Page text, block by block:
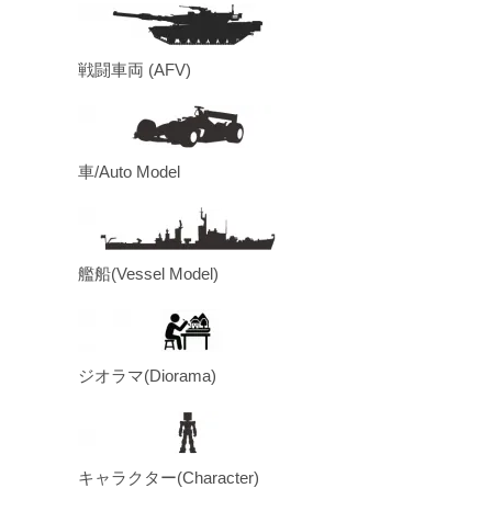
戦闘車両 (AFV)
車/Auto Model
艦船(Vessel Model)
ジオラマ(Diorama)
キャラクター(Character)